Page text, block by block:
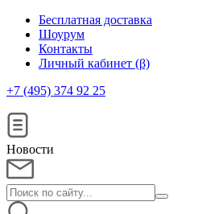
Бесплатная доставка
Шоурум
Контакты
Личный кабинет (β)
+7 (495) 374 92 25
Новости